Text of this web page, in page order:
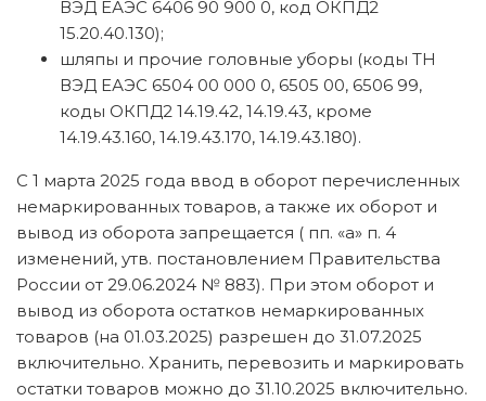
ВЭД ЕАЭС 6406 90 900 0, код ОКПД2
15.20.40.130);
шляпы и прочие головные уборы (коды ТН
ВЭД ЕАЭС 6504 00 000 0, 6505 00, 6506 99,
коды ОКПД2 14.19.42, 14.19.43, кроме
14.19.43.160, 14.19.43.170, 14.19.43.180).
С 1 марта 2025 года ввод в оборот перечисленных
немаркированных товаров, а также их оборот и
вывод из оборота запрещается ( пп. «а» п. 4
изменений, утв. постановлением Правительства
России от 29.06.2024 № 883). При этом оборот и
вывод из оборота остатков немаркированных
товаров (на 01.03.2025) разрешен до 31.07.2025
включительно. Хранить, перевозить и маркировать
остатки товаров можно до 31.10.2025 включительно.